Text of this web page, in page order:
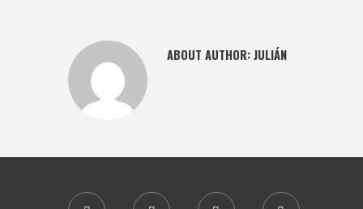
ABOUT AUTHOR:JULIÁN